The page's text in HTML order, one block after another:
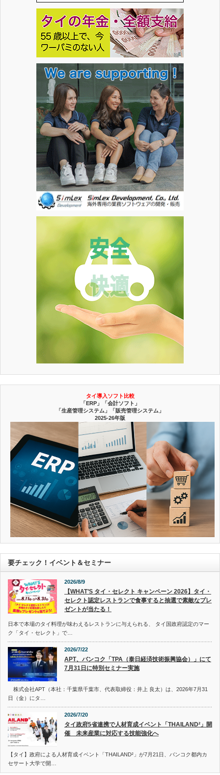
タイ導入ソフト比較
「ERP」「会計ソフト」
「生産管理システム」「販売管理システム」
2025-26年版
要チェック！イベント＆セミナー
2026/8/9
【WHAT’S タイ・セレクト キャンペーン 2026】タイ・
セレクト認定レストランで食事すると抽選で素敵なプレ
ゼントが当たる！
日本で本場のタイ料理が味わえるレストランに与えられる、 タイ国政府認定のマー
ク「タイ・セレクト」で…
2026/7/22
APT、バンコク「TPA（泰日経済技術振興協会）」にて
7月31日に特別セミナー実施
株式会社APT（本社：千葉県千葉市、代表取締役：井上 良太）は、2026年7月31
日（金）にタ…
2026/7/20
タイ政府5省連携で人材育成イベント「THAILAND²」開
催 未来産業に対応する技能強化へ
【タイ】政府による人材育成イベント「THAILAND²」が7月21日、バンコク都内カ
セサート大学で開…